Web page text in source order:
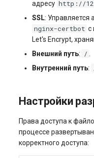
адресу http://
SSL: Управляется
nginx-certbot с
Let's Encrypt,
Внешний путь: /
Внутренний путь:
Настройки
Права доступа к
процессе
корректного доступа: